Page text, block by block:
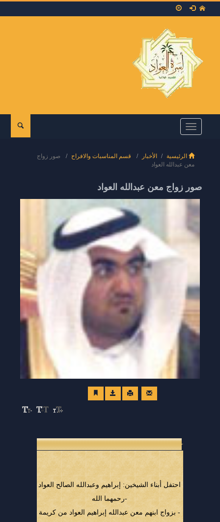
Toggle
navigation
الرئيسية الأخبار قسم المناسبات والافراح
صور زواج
معن عبدالله العواد
صور زواج معن عبدالله العواد
احتفل أبناء الشيخين: إبراهيم وعبدالله الصالح العواد
-رحمهما الله
- بزواج ابنهم معن عبدالله إبراهيم العواد من كريمة